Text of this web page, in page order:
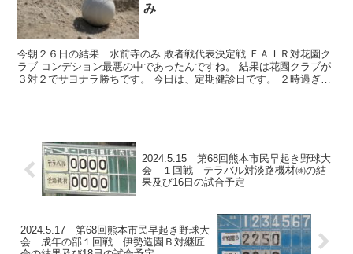
み
今朝２６日の結果 水前寺のみ 敗者戦代表決定戦 ＦＡＩＲ対花園ク
ラブ コンデション最悪の中であったんですね。 結果は花園クラブが
３対２でサヨナラ勝ちです。 今日は、定期健診日です。 ２時過ぎま
2024.5.15 第68回熊本市民早起き野球大
会 １回戦 テラバル対淡路機材㈱の結
果及び16日の試合予定
2024.5.17 第68回熊本市民早起き野球大
会 成年の部１回戦 伊勢造園Ｂ対継匠